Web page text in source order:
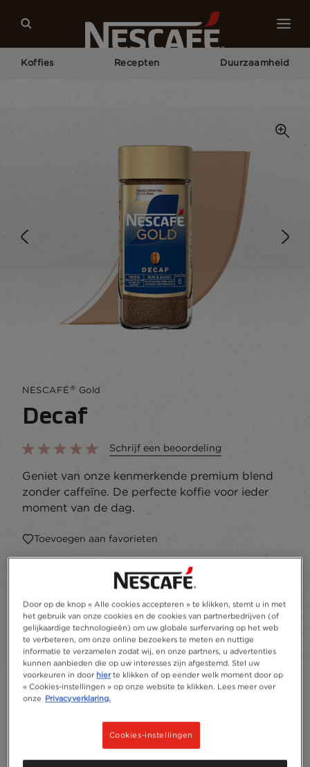
Koffies Recepten Duurzaamheid
NESCAFÉ® Gold
Decaf
Schrijf een beoordeling
Geniet van onze kenmerkende premium blend
zonder caffeïne. De perfecte koffie voor ieder
moment van de dag.
Toevoegen aan favorieten
100g 200g
recycleadvies
Door op de knop « Alle cookies accepteren » te klikken, stemt u in met
het gebruik van onze cookies en de cookies van partnerbedrijven (of
gelijkaardige technologieën) om uw globale surfervaring op het web
te verbeteren, om onze online bezoekers te meten en nuttige
informatie te verzamelen zodat wij, en onze partners, u advertenties
kunnen aanbieden die op uw interesses zijn afgestemd. Stel uw
voorkeuren in door hierte klikken of op eender welk moment door op
« Cookies-instellingen » op onze website te klikken. Lees meer over
onze Privacyverklaring.
Cookies-instellingen